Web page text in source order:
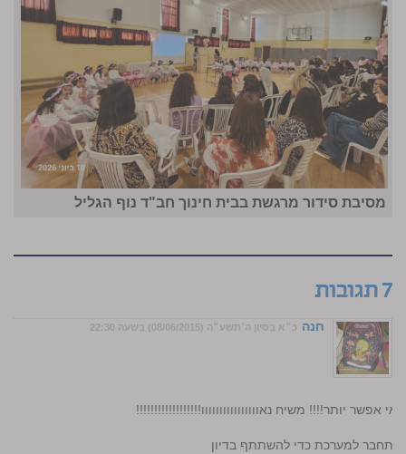
מסיבת סידור מרגשת בבית חינוך חב"ד נוף הגליל
7 תגובות
חנה כ״א בסיון ה׳תשע״ה (08/06/2015) בשעה 22:30
אפשר יותר!!!! משיח נאוווווווווווווווו!!!!!!!!!!!!!!!!!!
התחבר למערכת כדי להשתתף בדיון